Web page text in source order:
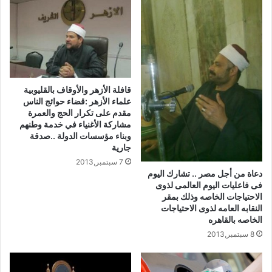
فخرجت منه الشهادة سريعة مدوية أمام
أصحابه رعاة الغنم ..
وعينه النبي مؤذناً لأهل مكة المكرمة، وهذا
شرف لا يعلوه شرف.
فأقسم أبو محذورة من يومها ألا يحلق
شعر رأسه ‏الذي وضع النبي ﷺ يده
الشريفة عليه إلى أن مات.
وظلت ذرية أبي محذورة يؤذنون قرابة ال
٣٠٠ عام.
بفضل دعاء النبي ﷺ له ولذريته، فقد كانوا
أصحاب حنجرة ذهبية ربانية.
سلام على مؤذن مكة أبو محذورة في
الخالدين.
ماذا لو قلت لأحدهم أنه جميل ….؟
دعاة من أجل مصر .. تشارك اليوم
فى فاعليات اليوم العالمى لذوى
الاحتياجات الخاصه وذلك بمقر
النقابه العامه لذوى الاحتياجات
الخاصه بالقاهره
8 سبتمبر,2013
قافلة الأزهر والأوقاف بالقليوبية
علماء الأزهر :قضاء حوائج الناس
مقدم على تكرار الحج والعمرة
مشاركة الأغنياء في خدمة وطنهم
وبناء مؤسسات الدولة ..صدقة
جارية
7 سبتمبر,2013